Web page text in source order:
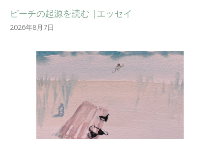
ビーチの起源を読む |エッセイ
2026年8月7日